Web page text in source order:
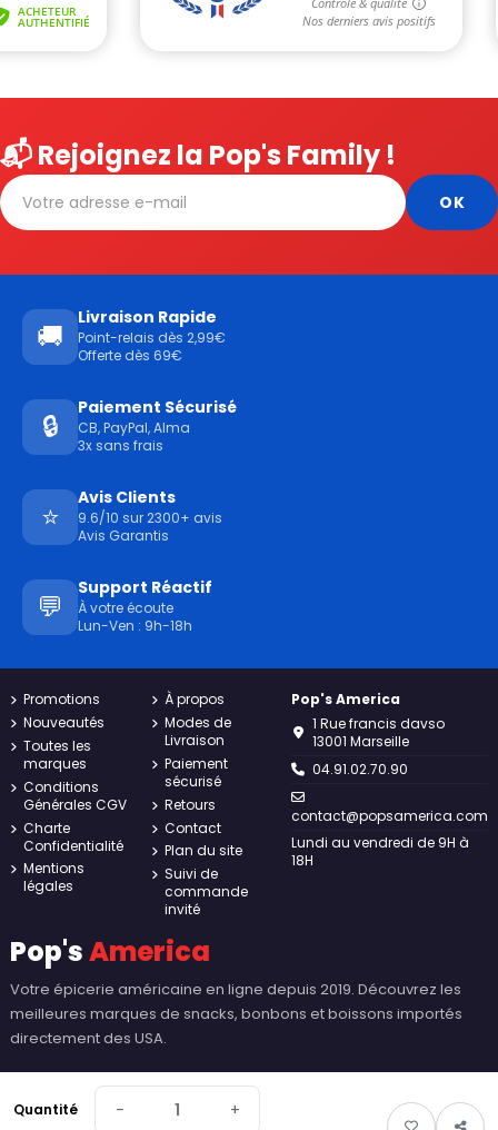
Quantité − +
📬 Rejoignez la Pop's Family !
🚚
Livraison Rapide
Point-relais dès 2,99€
Offerte dès 69€
🔒
Paiement Sécurisé
CB, PayPal, Alma
3x sans frais
⭐
Avis Clients
9.6/10 sur 2300+ avis
Avis Garantis
💬
Support Réactif
À votre écoute
Lun-Ven : 9h-18h
Promotions
Nouveautés
Toutes les
marques
Conditions
Générales CGV
Charte
Confidentialité
Mentions
légales
À propos
Modes de
Livraison
Paiement
sécurisé
Retours
Contact
Plan du site
Suivi de
commande
invité
Pop's America
1 Rue francis davso
13001 Marseille
04.91.02.70.90
contact@popsamerica.com
Lundi au vendredi de 9H à
18H
Pop'sAmerica
Votre épicerie américaine en ligne depuis 2019. Découvrez les
meilleures marques de snacks, bonbons et boissons importés
directement des USA.